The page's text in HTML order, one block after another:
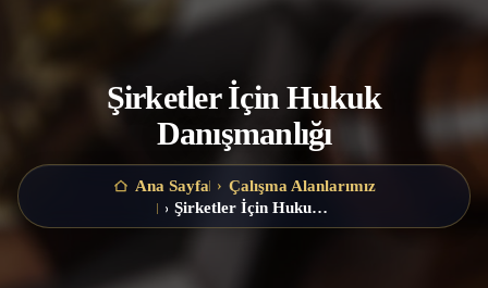
Şirketler İçin Hukuk
Danışmanlığı
Ana Sayfa › Çalışma Alanlarımız
› Şirketler İçin Hukuk Danışmanlığı